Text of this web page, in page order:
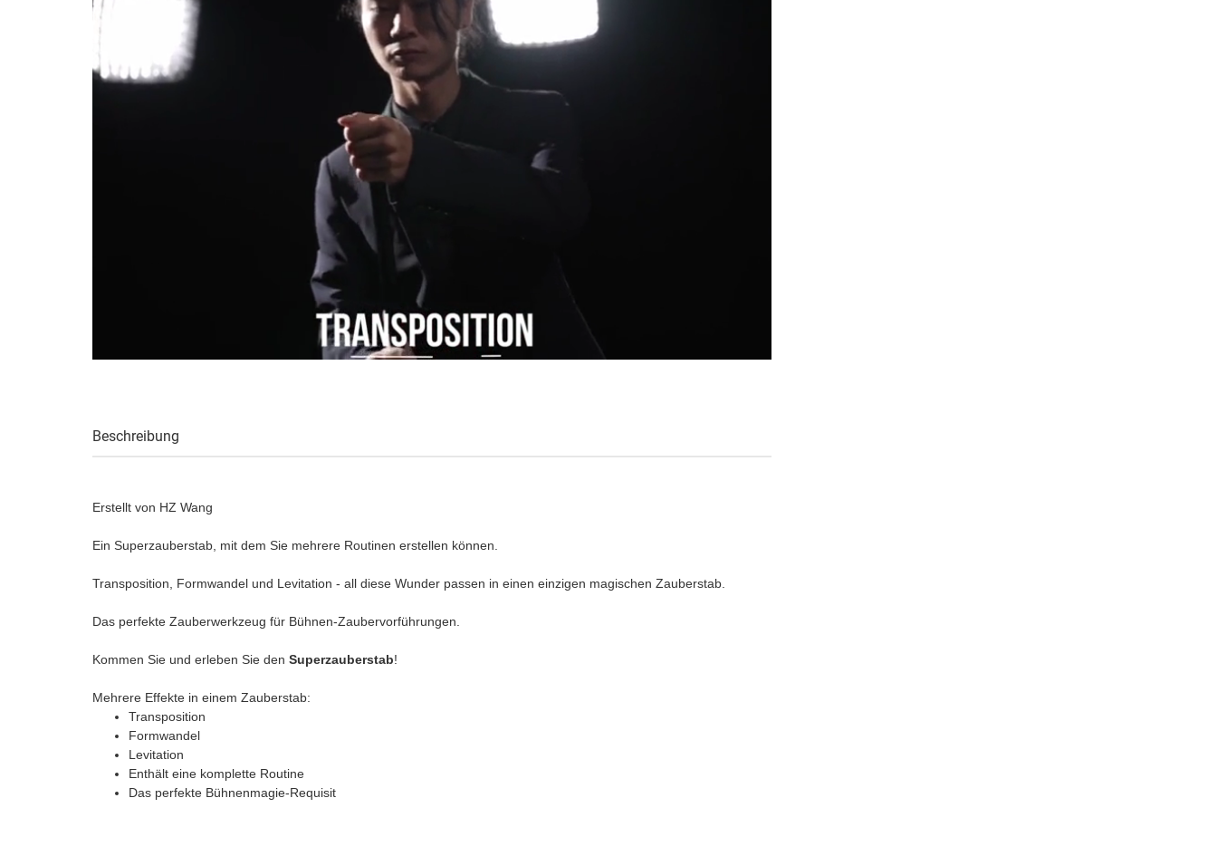
Beschreibung
Erstellt von HZ Wang
Ein Superzauberstab, mit dem Sie mehrere Routinen erstellen können.
Transposition, Formwandel und Levitation - all diese Wunder passen in einen einzigen magischen Zauberstab.
Das perfekte Zauberwerkzeug für Bühnen-Zaubervorführungen.
Kommen Sie und erleben Sie den Superzauberstab!
Mehrere Effekte in einem Zauberstab:
Transposition
Formwandel
Levitation
Enthält eine komplette Routine
Das perfekte Bühnenmagie-Requisit